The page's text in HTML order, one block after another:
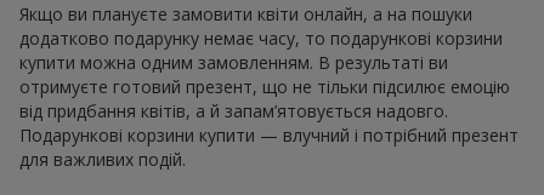
Якщо ви плануєте замовити квіти онлайн, а на пошуки
додатково подарунку немає часу, то подарункові корзини
купити можна одним замовленням. В результаті ви
отримуєте готовий презент, що не тільки підсилює емоцію
від придбання квітів, а й запам’ятовується надовго.
Подарункові корзини купити — влучний і потрібний презент
для важливих подій.